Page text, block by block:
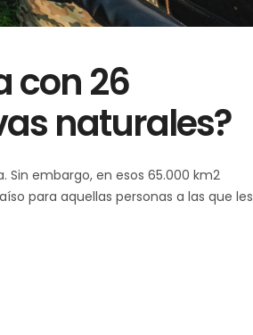
con 26
naturales?
Sin embargo, en esos 65.000 km2
para aquellas personas a las que les